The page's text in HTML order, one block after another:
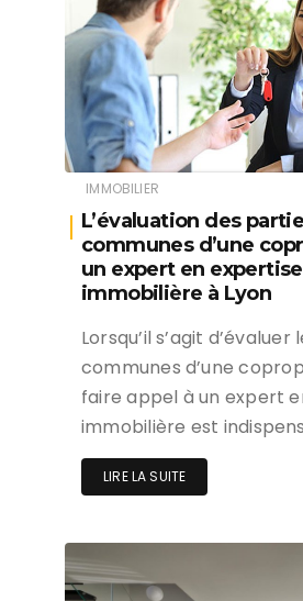
IMMOBILIER
L’évaluation des
communes d’une
un expert en expertise
immobilière à Lyon
Lorsqu’il s’agit
communes d’une
faire appel à un expert
immobilière est
LIRE LA SUITE